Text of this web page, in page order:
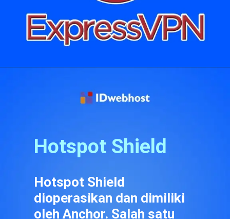
Hotspot Shield
Hotspot Shield
dioperasikan dan dimiliki
oleh Anchor. Salah satu